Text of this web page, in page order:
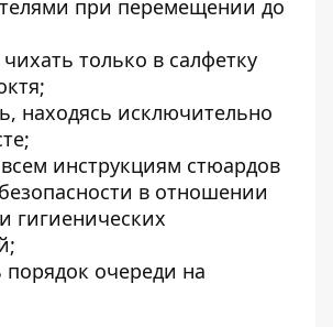
при перемещении до
только в салфетку
находясь исключительно
инструкциям стюардов
в отношении
гигиенических
порядок очереди на